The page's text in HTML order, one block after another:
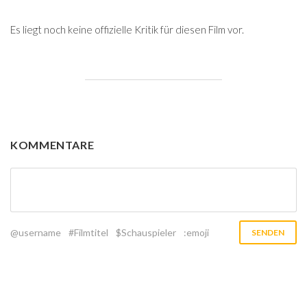
Es liegt noch keine offizielle Kritik für diesen Film vor.
KOMMENTARE
@username #Filmtitel $Schauspieler :emoji